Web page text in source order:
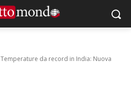
Temperature da record in India: Nuova